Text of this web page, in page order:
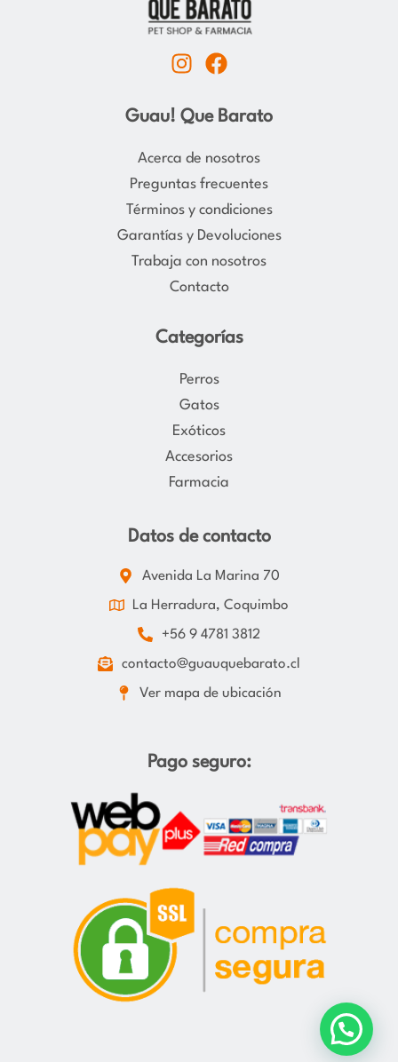
I
s
t
a
r
a
m
F
c
e
b
o
k
Guau! Que Barato
Acerca de nosotros
Preguntas frecuentes
Términos y condiciones
Garantías y Devoluciones
Trabaja con nosotros
Contacto
Categorías
Perros
Gatos
Exóticos
Accesorios
Farmacia
Datos de contacto
Avenida La Marina 70
La Herradura, Coquimbo
+56 9 4781 3812
contacto@guauquebarato.cl
Ver mapa de ubicación
Pago seguro: